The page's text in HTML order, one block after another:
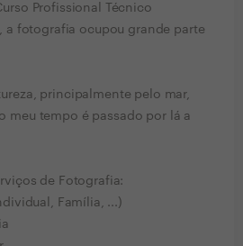
Profissional Técnico
a fotografia ocupou grande parte
principalmente pelo mar,
meu tempo é passado por lá a
de Fotografia:
Família, ...)